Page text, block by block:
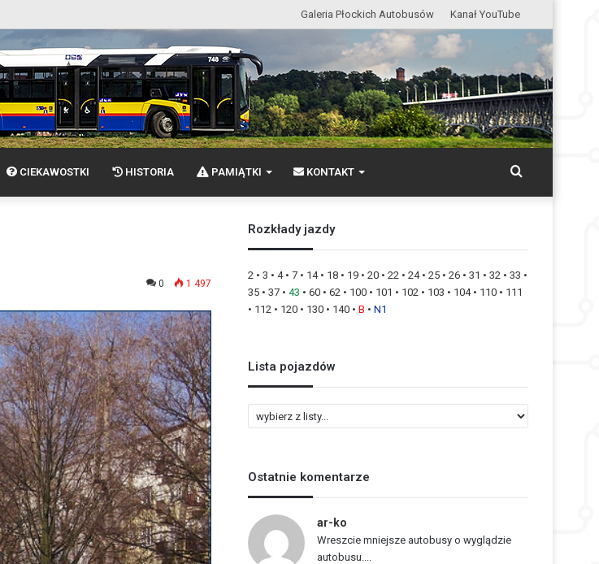
Galeria Płockich Autobusów Kanał YouTube
CIEKAWOSTKI HISTORIA PAMIĄTKI KONTAKT Wyszukaj
0 1 497
Rozkłady jazdy
2 •3 •4•7 • 14• 18 • 19 •20 •22 •24•25 •26 •31 •32 •33 •
35 •37 •43 •60 •62 • 100 • 101 • 102 • 103 • 104• 110 • 111
• 112 • 120 • 130 • 140 •B •N1
Lista pojazdów
i
a
p
j
a
Ostatnie komentarze
ar-ko
Wreszcie mniejsze autobusy o wyglądzie
autobusu....